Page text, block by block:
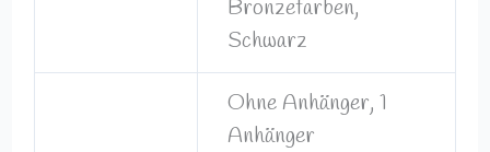
Bronzefarben,
Schwarz
Ohne Anhänger, 1
Anhänger